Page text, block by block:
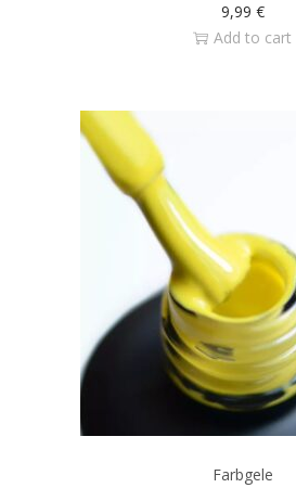
9,99 €
Add to cart
Farbgele